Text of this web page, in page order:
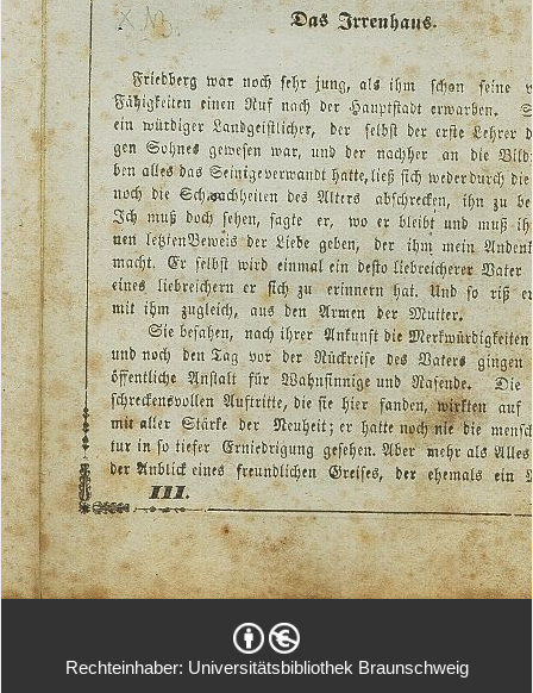
Rechteinhaber: Universitätsbibliothek Braunschweig